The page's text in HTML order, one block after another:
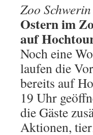
Zoo
Ostern im
auf
Noch eine
laufen die
bereits auf
19 Uhr
die Gäste
Aktionen,